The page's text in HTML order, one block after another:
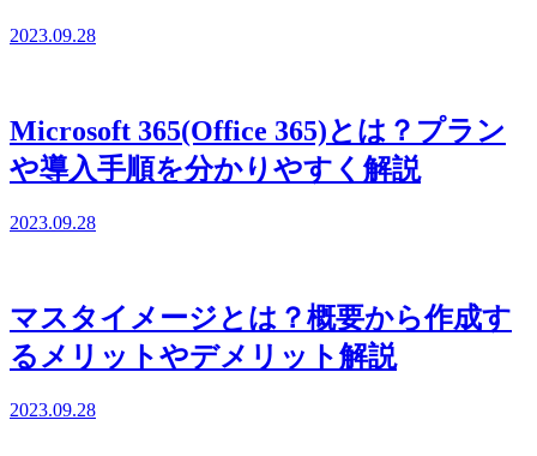
2023.09.28
Microsoft 365(Office 365)とは？プラン
や導入手順を分かりやすく解説
2023.09.28
マスタイメージとは？概要から作成す
るメリットやデメリット解説
2023.09.28